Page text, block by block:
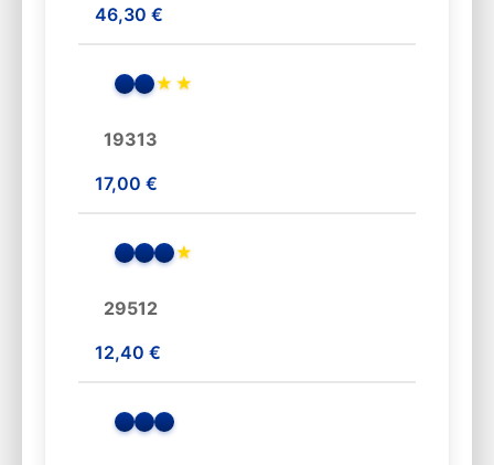
46,30 €
★ ★
19313
17,00 €
★
29512
12,40 €